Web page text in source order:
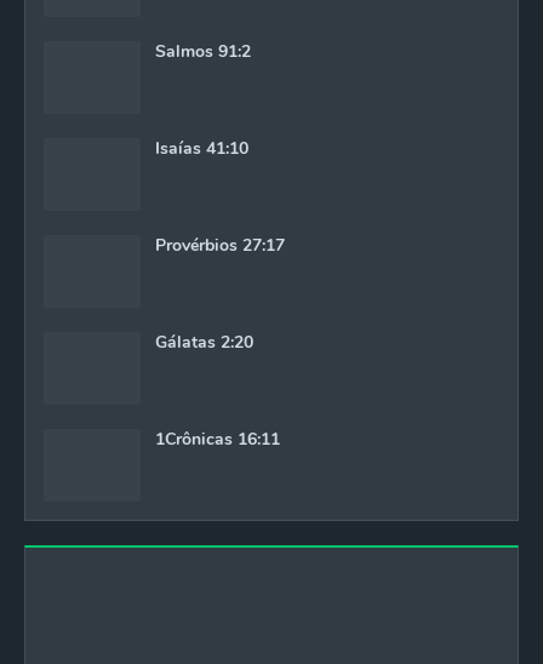
Salmos 91:2
Isaías 41:10
Provérbios 27:17
Gálatas 2:20
1Crônicas 16:11